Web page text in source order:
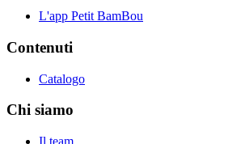
L'app Petit BamBou
Contenuti
Catalogo
Chi siamo
Il team